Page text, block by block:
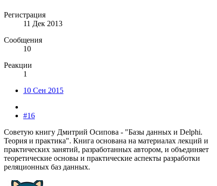
Регистрация
11 Дек 2013
Сообщения
10
Реакции
1
10 Сен 2015
#16
Советую книгу Дмитрий Осипова - "Базы данных и Delphi.
Теория и практика". Книга основана на материалах лекций и
практических занятий, разработанных автором, и объединяет
теоретические основы и практические аспекты разработки
реляционных баз данных.